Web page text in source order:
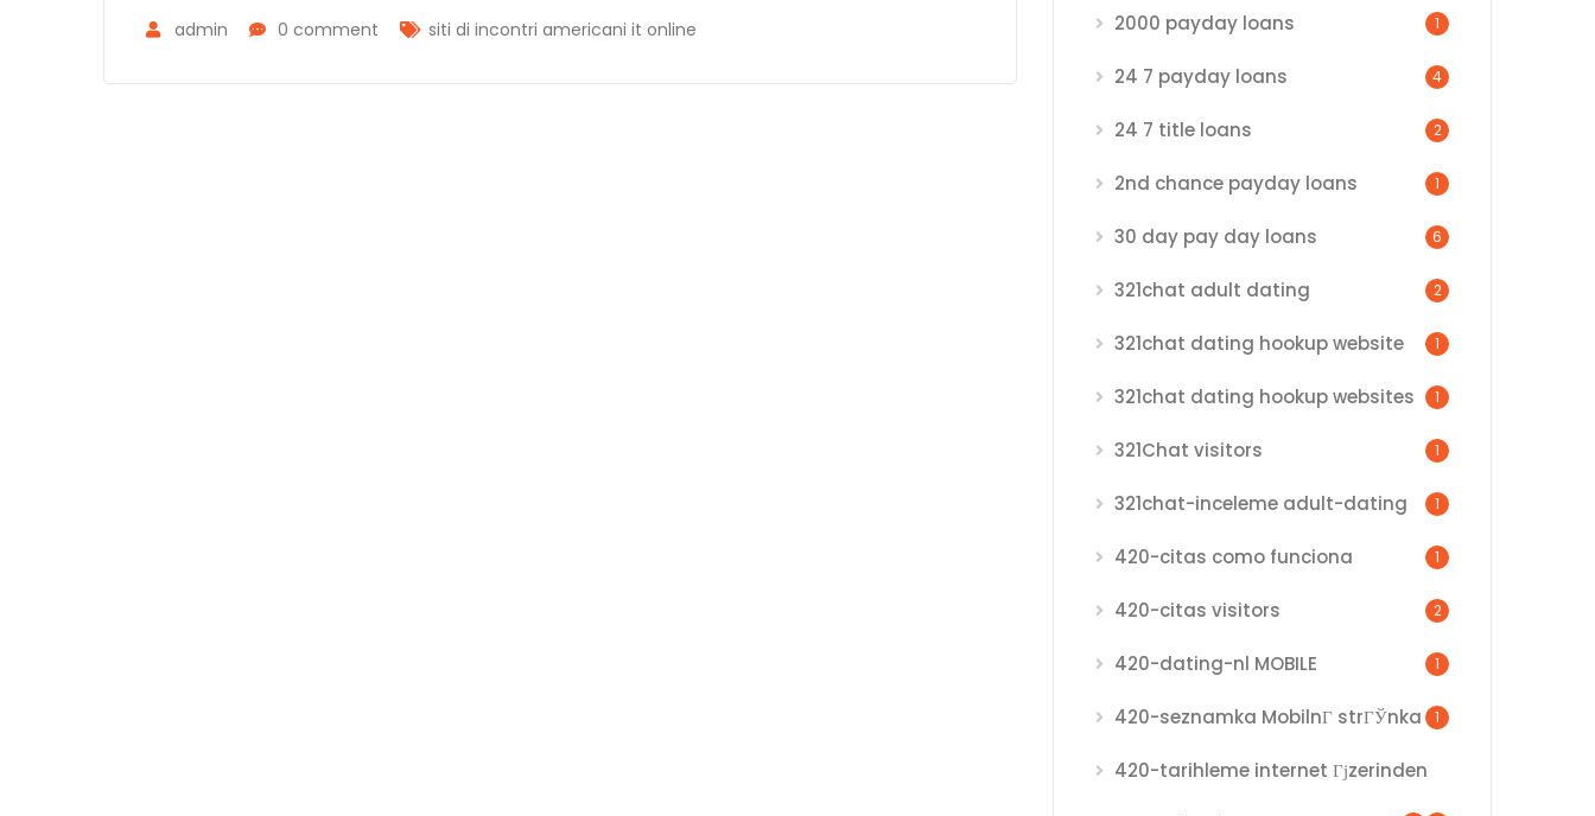
admin 0 comment siti di incontri americani it online 2000 payday loans 1
24 7 payday loans 4
24 7 title loans 2
2nd chance payday loans 1
30 day pay day loans 6
321chat adult dating 2
321chat dating hookup website 1
321chat dating hookup websites 1
321Chat visitors 1
321chat-inceleme adult-dating 1
420-citas como funciona 1
420-citas visitors 2
420-dating-nl MOBILE 1
420-seznamka MobilnГ­ strГЎnka 1
420-tarihleme internet Гјzerinden